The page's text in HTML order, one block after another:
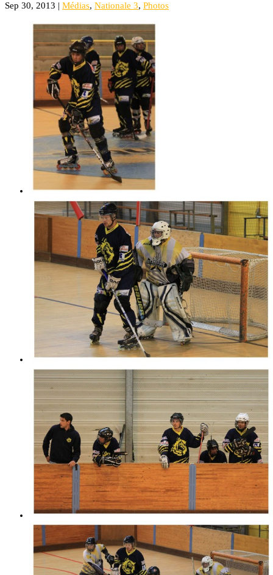
Sep 30, 2013 | Médias, Nationale 3, Photos